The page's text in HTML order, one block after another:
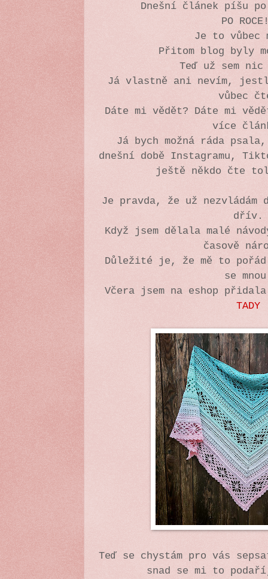
Dnešní článek píšu
PO
Je to vůbec
Přitom blog byly
Teď už sem nic
Já vlastně ani nevím,
vůbec
Dáte mi vědět? Dáte mi
více
Já bych možná ráda
dnešní době Instagramu,
ještě někdo čte
Je pravda, že už
Když jsem dělala malé
časově
Důležité je, že mě to
se
Včera jsem na eshop
TADY
Teď se chystám pro vás
snad se mi to